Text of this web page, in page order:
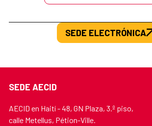
SEDE ELECTRÓNICA
SEDE AECID
AECID en Haití - 48, GN Plaza, 3.º piso,
calle Metellus, Pétion-Ville.